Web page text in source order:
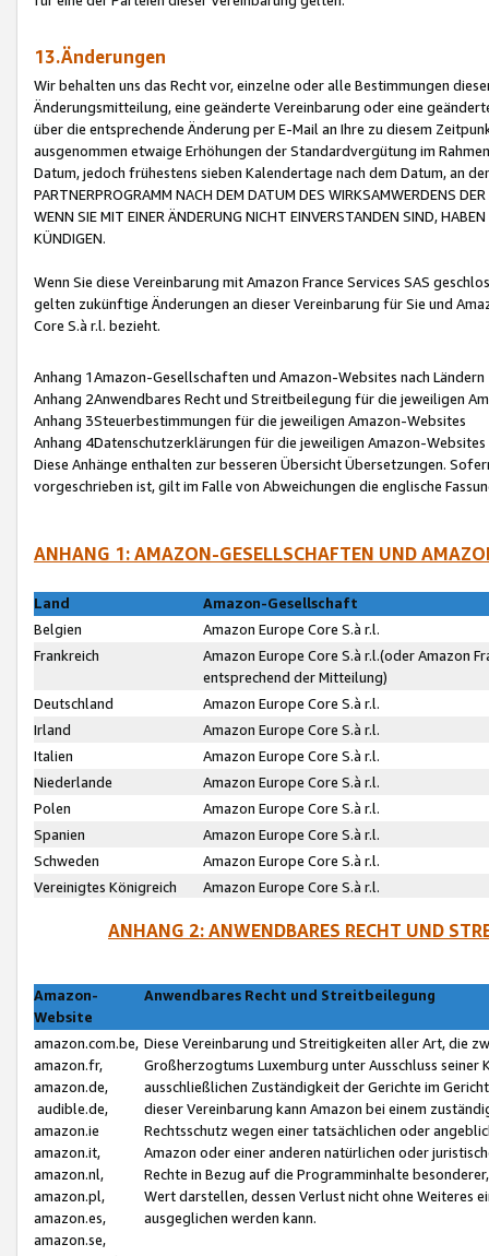
13.Änderungen
Wir behalten uns das Recht vor, einzelne oder alle Bestimmungen
Änderungsmitteilung, eine geänderte Vereinbarung oder eine
über die entsprechende Änderung per E-Mail an Ihre zu diesem
ausgenommen etwaige Erhöhungen der Standardvergütung im
Datum, jedoch frühestens sieben Kalendertage nach dem Datum, an
PARTNERPROGRAMM NACH DEM DATUM DES WIRKSAMWERDENS
WENN SIE MIT EINER ÄNDERUNG NICHT EINVERSTANDEN SIND,
KÜNDIGEN.
Wenn Sie diese Vereinbarung mit Amazon France Services SAS
gelten zukünftige Änderungen an dieser Vereinbarung für Sie und
Core S.à r.l. bezieht.
Anhang 1Amazon-Gesellschaften und Amazon-Websites nach Ländern
Anhang 2Anwendbares Recht und Streitbeilegung für die jeweiligen
Anhang 3Steuerbestimmungen für die jeweiligen Amazon-Websites
Anhang 4Datenschutzerklärungen für die jeweiligen Amazon-Websites
Diese Anhänge enthalten zur besseren Übersicht Übersetzungen.
vorgeschrieben ist, gilt im Falle von Abweichungen die englische
ANHANG 1: AMAZON-GESELLSCHAFTEN UND
Land
Amazon-Gesellschaft
Belgien
Amazon Europe Core S.à r.l.
Frankreich
Amazon Europe Core S.à r.l.(oder Amazon
entsprechend der Mitteilung)
Deutschland
Amazon Europe Core S.à r.l.
Irland
Amazon Europe Core S.à r.l.
Italien
Amazon Europe Core S.à r.l.
Niederlande
Amazon Europe Core S.à r.l.
Polen
Amazon Europe Core S.à r.l.
Spanien
Amazon Europe Core S.à r.l.
Schweden
Amazon Europe Core S.à r.l.
Vereinigtes Königreich
Amazon Europe Core S.à r.l.
ANHANG 2: ANWENDBARES RECHT UND
Amazon-
Website
Anwendbares Recht und Streitbeilegung
amazon.com.be,
amazon.fr,
amazon.de,
audible.de,
amazon.ie
amazon.it,
amazon.nl,
amazon.pl,
amazon.es,
amazon.se,
Diese Vereinbarung und Streitigkeiten aller Art, die
Großherzogtums Luxemburg unter Ausschluss
ausschließlichen Zuständigkeit der Gerichte im
dieser Vereinbarung kann Amazon bei einem
Rechtsschutz wegen einer tatsächlichen oder
Amazon oder einer anderen natürlichen oder
Rechte in Bezug auf die Programminhalte
Wert darstellen, dessen Verlust nicht ohne Weiteres
ausgeglichen werden kann.